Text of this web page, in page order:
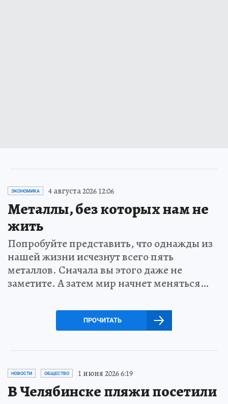
ЭКОНОМИКА 4 августа 2026 12:06
Металлы, без которых нам не
жить
Попробуйте представить, что однажды из
нашей жизни исчезнут всего пять
металлов. Сначала вы этого даже не
заметите. А затем мир начнет меняться…
ПРОЧИТАТЬ
НОВОСТИ ОБЩЕСТВО 1 июня 2026 6:19
В Челябинске пляжи посетили